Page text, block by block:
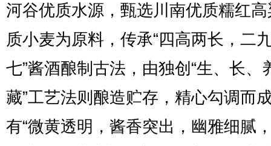
河谷优质水源，甄选川南优质糯红
质小麦为原料，传承“四高两长，二
七”酱酒酿制古法，由独创“生、长、
藏”工艺法则酿造贮存，精心勾调而
有“微黄透明，酱香突出，幽雅细腻